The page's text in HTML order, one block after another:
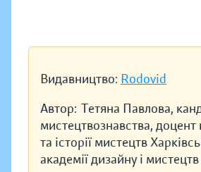
Видавництво: Rodovid
Автор: Тетяна Павлова,
мистецтвознавства, доцент
та історії мистецтв
академії дизайну і мистецтв